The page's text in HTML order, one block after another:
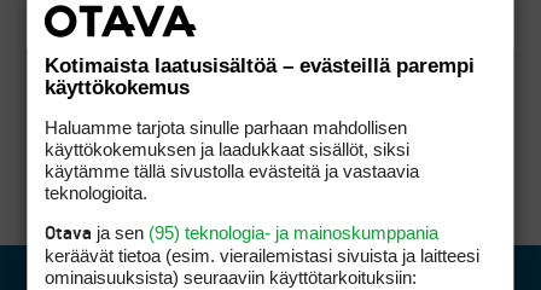
Kotimaista laatusisältöä – evästeillä parempi
käyttökokemus
Haluamme tarjota sinulle parhaan mahdollisen
käyttökokemuksen ja laadukkaat sisällöt, siksi
käytämme tällä sivustolla evästeitä ja vastaavia
teknologioita.
Otava ja sen (95) teknologia- ja mainoskumppania
keräävät tietoa (esim. vierailemis­tasi sivuista ja laitteesi
ominaisuuk­sista) seuraaviin käyttötarkoituksiin: